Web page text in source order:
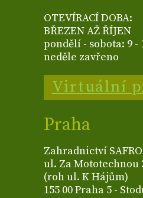
OTEVÍRACÍ DOBA:
BŘEZEN AŽ ŘÍJEN
pondělí - sobota: 9 -
neděle zavřeno
Virtuální
Praha
Zahradnictví SAFRO
ul. Za Mototechnou
(roh ul. K Hájům)
155 00 Praha 5 -